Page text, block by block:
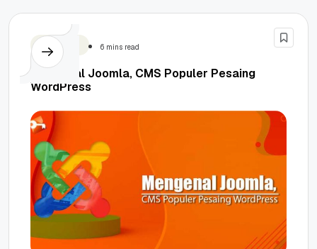
WordPress 6 mins read
Mengenal Joomla, CMS Populer Pesaing
WordPress